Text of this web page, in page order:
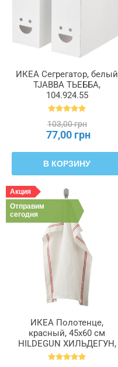
ИКЕА Сегрегатор, белый
TJABBA ТЬЕББА,
104.924.55
103,00 грн
77,00 грн
В КОРЗИНУ
Акция
Отправим
сегодня
ИКЕА Полотенце,
красный, 45x60 см
HILDEGUN ХИЛЬДЕГУН,
004.840.07